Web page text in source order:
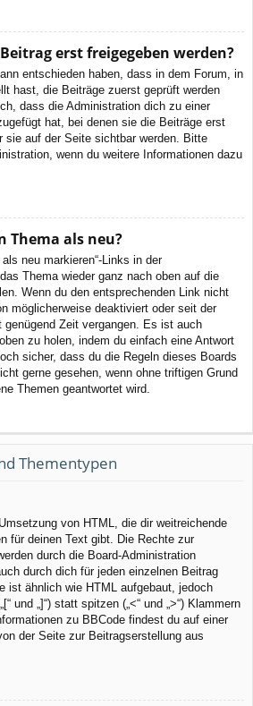
erst freigegeben werden?
entschieden haben, dass in dem Forum, in
hast, die Beiträge zuerst geprüft werden
dass die Administration dich zu einer
hat, bei denen sie die Beiträge erst
sie auf der Seite sichtbar werden. Bitte
wenn du weitere Informationen dazu
Thema als neu?
neu markieren“-Links in der
Thema wieder ganz nach oben auf die
Wenn du den entsprechenden Link nicht
möglicherweise deaktiviert oder seit der
genügend Zeit vergangen. Es ist auch
zu holen, indem du einfach eine Antwort
sicher, dass du die Regeln dieses Boards
gerne gesehen, wenn ohne triftigen Grund
Themen geantwortet wird.
Thementypen
von HTML, die dir weitreichende
für deinen Text gibt. Die Rechte zur
durch die Board-Administration
durch dich für jeden einzelnen Beitrag
ist ähnlich wie HTML aufgebaut, jedoch
und „]“) statt spitzen („<“ und „>“) Klammern
zu BBCode findest du auf einer
der Seite zur Beitragserstellung aus